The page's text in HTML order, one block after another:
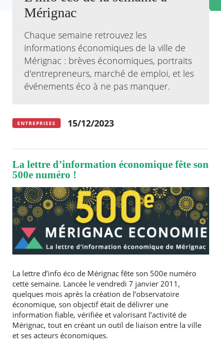
Actualités
Kiosque
Espace de services en ligne
Facebook
X Instagram
Youtube
Linkedin
Mérignac
Chaque semaine retrouvez les
informations économiques de la ville de
Mérignac : brèves économiques, portraits
d'entrepreneurs, marché de emploi, et les
événements éco à ne pas manquer.
ENTREPRISES 15/12/2023
La lettre d’information économique fête son
500e numéro !
La lettre d’info éco de Mérignac fête son 500e numéro
cette semaine. Lancée le vendredi 7 janvier 2011,
quelques mois après la création de l’observatoire
économique, son objectif était de délivrer une
information fiable, vérifiée et valorisant l’activité de
Mérignac, tout en créant un outil de liaison entre la ville
et ses acteurs économiques.